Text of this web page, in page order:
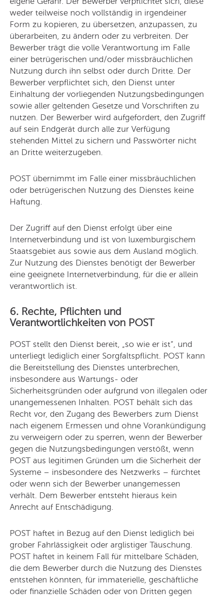
weder teilweise noch vollständig in irgendeiner
Form zu kopieren, zu übersetzen, anzupassen, zu
überarbeiten, zu ändern oder zu verbreiten. Der
Bewerber trägt die volle Verantwortung im Falle
einer betrügerischen und/oder missbräuchlichen
Nutzung durch ihn selbst oder durch Dritte. Der
Bewerber verpflichtet sich, den Dienst unter
Einhaltung der vorliegenden Nutzungsbedingungen
sowie aller geltenden Gesetze und Vorschriften zu
nutzen. Der Bewerber wird aufgefordert, den Zugriff
auf sein Endgerät durch alle zur Verfügung
stehenden Mittel zu sichern und Passwörter nicht
an Dritte weiterzugeben.
POST übernimmt im Falle einer missbräuchlichen
oder betrügerischen Nutzung des Dienstes keine
Haftung.
Der Zugriff auf den Dienst erfolgt über eine
Internetverbindung und ist von luxemburgischem
Staatsgebiet aus sowie aus dem Ausland möglich.
Zur Nutzung des Dienstes benötigt der Bewerber
eine geeignete Internetverbindung, für die er allein
verantwortlich ist.
6. Rechte, Pflichten und
Verantwortlichkeiten von POST
POST stellt den Dienst bereit, „so wie er ist“, und
unterliegt lediglich einer Sorgfaltspflicht. POST kann
die Bereitstellung des Dienstes unterbrechen,
insbesondere aus Wartungs- oder
Sicherheitsgründen oder aufgrund von illegalen oder
unangemessenen Inhalten. POST behält sich das
Recht vor, den Zugang des Bewerbers zum Dienst
nach eigenem Ermessen und ohne Vorankündigung
zu verweigern oder zu sperren, wenn der Bewerber
gegen die Nutzungsbedingungen verstößt, wenn
POST aus legitimen Gründen um die Sicherheit der
Systeme – insbesondere des Netzwerks – fürchtet
oder wenn sich der Bewerber unangemessen
verhält. Dem Bewerber entsteht hieraus kein
Anrecht auf Entschädigung.
POST haftet in Bezug auf den Dienst lediglich bei
grober Fahrlässigkeit oder arglistiger Täuschung.
POST haftet in keinem Fall für mittelbare Schäden,
die dem Bewerber durch die Nutzung des Dienstes
entstehen könnten, für immaterielle, geschäftliche
oder finanzielle Schäden oder von Dritten gegen